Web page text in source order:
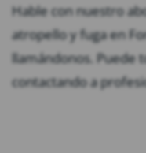
Hable con nuestro
atropello y fuga en
llamándonos. Puede
contactando a